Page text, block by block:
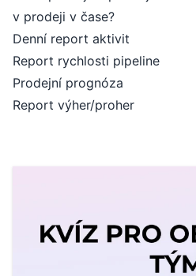
v prodeji v čase?
Denní report aktivit
Report rychlosti pipeline
Prodejní prognóza
Report výher/proher